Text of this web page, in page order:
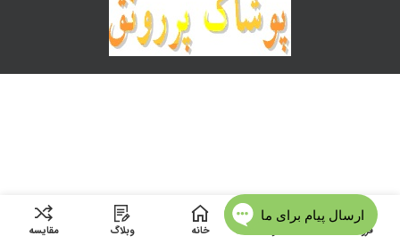
فروشگاه خانه وبلاگ مقایسه